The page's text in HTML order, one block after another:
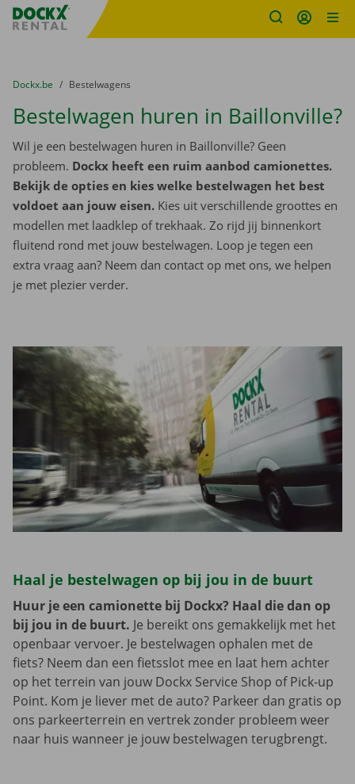
Fratello DEMO
U bevindt zich hier:
van
Dockx.be naar
Bestelwagens
Bestelwagen huren in Baillonville?
Wil je een bestelwagen huren in Baillonville? Geen
probleem. Dockx heeft een ruim aanbod camionettes.
Bekijk de opties en kies welke bestelwagen het best
voldoet aan jouw eisen. Kies uit verschillende groottes en
modellen met laadklep of trekhaak. Zo rijd jij binnenkort
fluitend rond met jouw bestelwagen. Loop je tegen een
extra vraag aan? Neem dan contact op met ons, we helpen
je met plezier verder.
Haal je bestelwagen op bij jou in de buurt
Huur je een camionette bij Dockx? Haal die dan op
bij jou in de buurt. Je bereikt ons gemakkelijk met het
openbaar vervoer. Je bestelwagen ophalen met de
fiets? Neem dan een fietsslot mee en laat hem achter
op het terrein van jouw Dockx Service Shop of Pick-up
Point. Kom je liever met de auto? Parkeer dan gratis op
ons parkeerterrein en vertrek zonder probleem weer
naar huis wanneer je jouw bestelwagen terugbrengt.